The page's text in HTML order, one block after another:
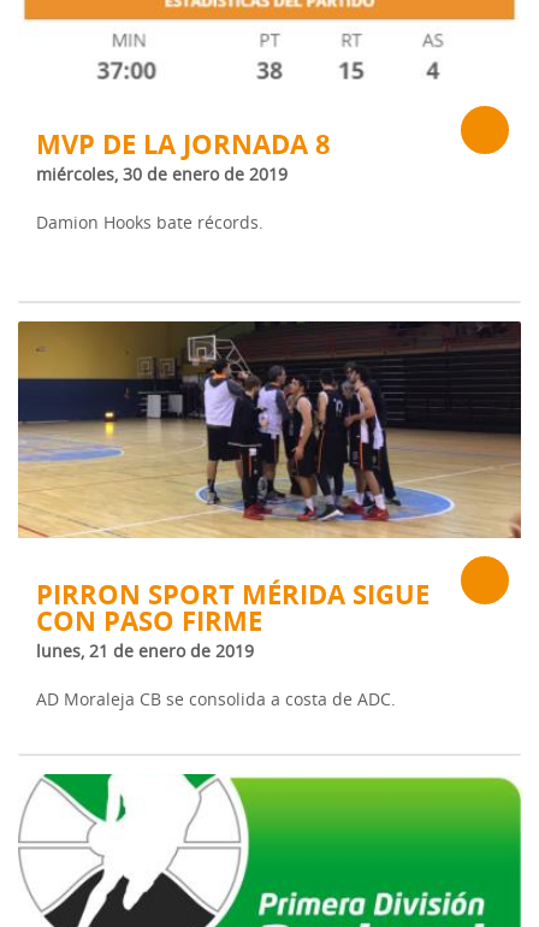
MVP DE LA JORNADA 8
miércoles, 30 de enero de 2019
Damion Hooks bate récords.
PIRRON SPORT MÉRIDA SIGUE
CON PASO FIRME
lunes, 21 de enero de 2019
AD Moraleja CB se consolida a costa de ADC.